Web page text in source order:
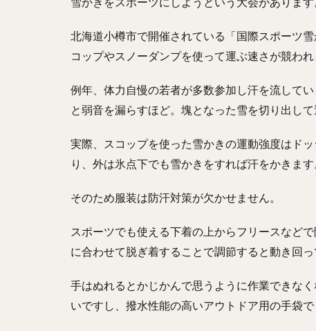
北海道小樽市で開催されている「国際スポーツ
コップやスノーダンプを使って運ぶ速さが競われ
例年、体力自慢の若者が多数参加し汗を流して
と弱音を漏らすほど。塊となった雪を切り出し
実際、スコップを使った雪かきの運動強度はド
り、外は氷点下でも雪かきをすれば汗をかきます
そのため服装は防汗対策が欠かせません。
スポーツでも使える下着の上からフリースなど
に合わせて脱ぎ着することで調節すると動き回っ
手はぬれるとかじかんで思うように作業できな
いですし、撥水性能の高いアウトドア用の手袋で